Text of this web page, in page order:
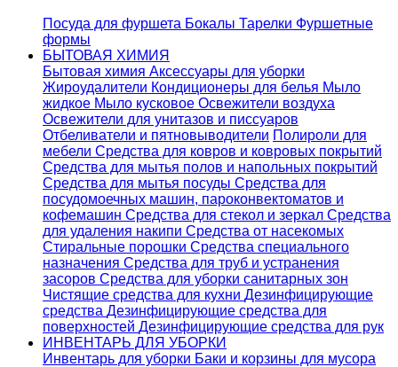
Посуда для фуршета Бокалы Тарелки Фуршетные
формы
БЫТОВАЯ ХИМИЯ
Бытовая химия Аксессуары для уборки
Жироудалители Кондиционеры для белья Мыло
жидкое Мыло кусковое Освежители воздуха
Освежители для унитазов и писсуаров
Отбеливатели и пятновыводители Полироли для
мебели Средства для ковров и ковровых покрытий
Средства для мытья полов и напольных покрытий
Средства для мытья посуды Средства для
посудомоечных машин, пароконвектоматов и
кофемашин Средства для стекол и зеркал Средства
для удаления накипи Средства от насекомых
Стиральные порошки Cредства специального
назначения Средства для труб и устранения
засоров Средства для уборки санитарных зон
Чистящие средства для кухни Дезинфицирующие
средства Дезинфицирующие средства для
поверхностей Дезинфицирующие средства для рук
ИНВЕНТАРЬ ДЛЯ УБОРКИ
Инвентарь для уборки Баки и корзины для мусора